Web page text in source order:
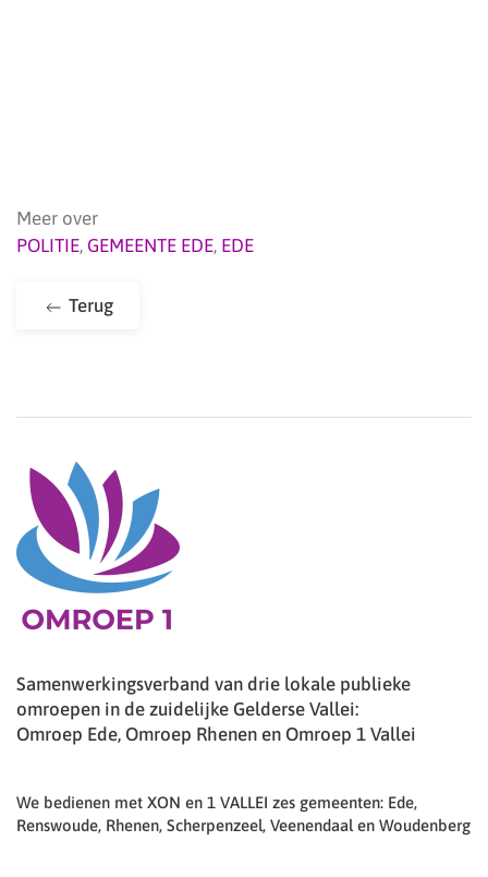
Meer over
POLITIE, GEMEENTE EDE, EDE
Terug
Samenwerkingsverband van drie lokale publieke
omroepen in de zuidelijke Gelderse Vallei:
Omroep Ede, Omroep Rhenen en Omroep 1 Vallei
We bedienen met XON en 1 VALLEI zes gemeenten: Ede,
Renswoude, Rhenen, Scherpenzeel, Veenendaal en Woudenberg